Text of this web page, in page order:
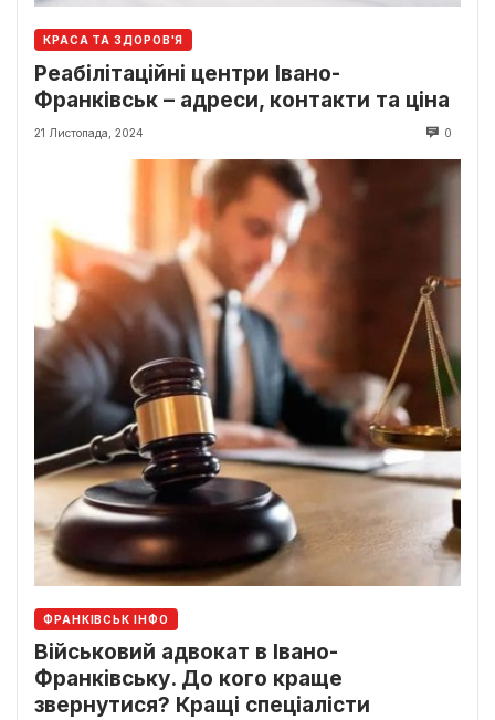
КРАСА ТА ЗДОРОВ'Я
Реабілітаційні центри Івано-
Франківськ – адреси, контакти та ціна
21 Листопада, 2024 0
ФРАНКІВСЬК ІНФО
Військовий адвокат в Івано-
Франківську. До кого краще
звернутися? Кращі спеціалісти